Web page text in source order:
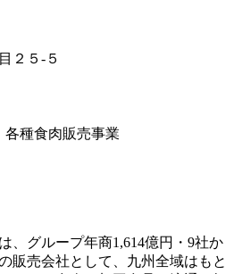
２５‐５
各種食肉販売事業
、グループ年商1,614億円・9社か
販売会社として、九州全域はもと